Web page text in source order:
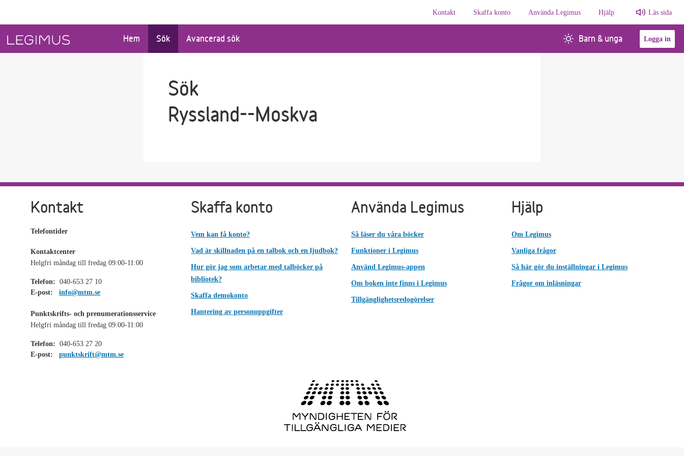
Kontakt
Skaffa konto Använda Legimus Hjälp Läs sida
Hem Sök Avancerad sök Barn & unga Logga in
Sök
Ryssland--Moskva
Kontakt
Telefontider
Kontaktcenter
Helgfri måndag till fredag 09:00-11:00
Telefon: 040-653 27 10
E-post:
info@mtm.se
Punktskrifts- och prenumerationsservice
Helgfri måndag till fredag 09:00-11:00
Telefon: 040-653 27 20
E-post:
punktskrift@mtm.se
Skaffa konto
Vem kan få konto?
Vad är skillnaden på en talbok och en ljudbok?
Hur gör jag som arbetar med talböcker på
bibliotek?
Skaffa demokonto
Hantering av personuppgifter
Använda Legimus
Så läser du våra böcker
Funktioner i Legimus
Använd Legimus-appen
Om boken inte finns i Legimus
Tillgänglighetsredogörelser
Hjälp
Om Legimus
Vanliga frågor
Så här gör du inställningar i Legimus
Frågor om inläsningar